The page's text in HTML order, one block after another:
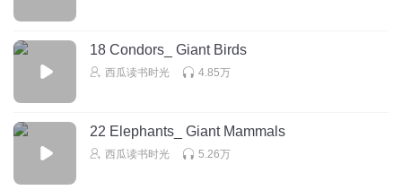
18 Condors_ Giant Birds
西瓜读书时光 4.85万
22 Elephants_ Giant Mammals
西瓜读书时光 5.26万